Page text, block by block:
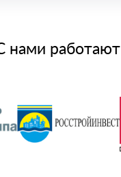
нами работают